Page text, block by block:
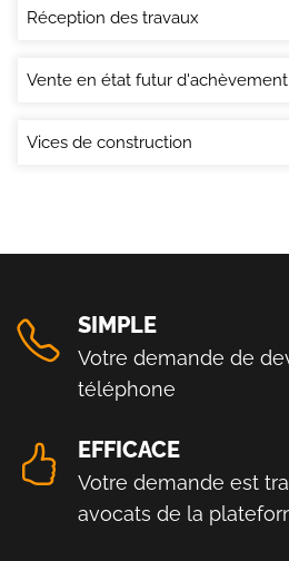
Réception des travaux
Vente en état futur d'achèvement
Vices de construction
SIMPLE
Votre demande de
téléphone
EFFICACE
Votre demande est
avocats de la